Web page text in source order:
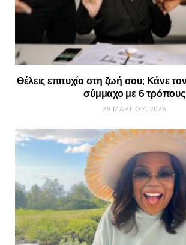
Θέλεις επιτυχία στη ζωή σου; Κάνε
σύμμαχο με 6 τρόπους
29 ΜΑΡΤΊΟΥ, 2026